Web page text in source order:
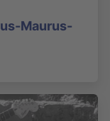
Maurus-